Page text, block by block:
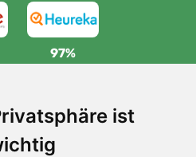
ist
97%
kostenlos
Bestellungen über 80 EUR